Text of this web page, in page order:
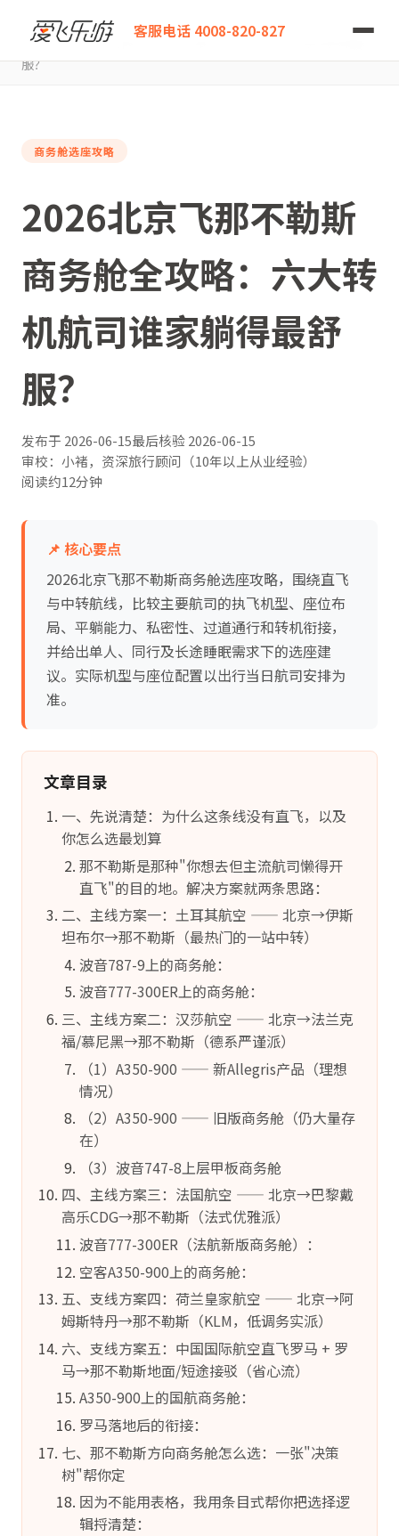
客服电话 4008-820-827
爱飞乐游
2026北京飞那不勒斯商务舱全攻略：六大转机航司谁家躺得最舒
服？
商务舱选座攻略
2026北京飞那不勒斯
商务舱全攻略：六大转
机航司谁家躺得最舒
服？
发布于 2026-06-15最后核验2026-06-15
审校：小褚，资深旅行顾问（10年以上从业经验）
阅读约12分钟
📌 核心要点
2026北京飞那不勒斯商务舱选座攻略，围绕直飞
与中转航线，比较主要航司的执飞机型、座位布
局、平躺能力、私密性、过道通行和转机衔接，
并给出单人、同行及长途睡眠需求下的选座建
议。实际机型与座位配置以出行当日航司安排为
准。
文章目录
一、先说清楚：为什么这条线没有直飞，以及
你怎么选最划算
那不勒斯是那种"你想去但主流航司懒得开
直飞"的目的地。解决方案就两条思路：
二、主线方案一：土耳其航空 —— 北京→伊斯
坦布尔→那不勒斯（最热门的一站中转）
波音787-9上的商务舱：
波音777-300ER上的商务舱：
三、主线方案二：汉莎航空 —— 北京→法兰克
福/慕尼黑→那不勒斯（德系严谨派）
（1）A350-900 —— 新Allegris产品（理想
情况）
（2）A350-900 —— 旧版商务舱（仍大量存
在）
（3）波音747-8上层甲板商务舱
四、主线方案三：法国航空 —— 北京→巴黎戴
高乐CDG→那不勒斯（法式优雅派）
波音777-300ER（法航新版商务舱）：
空客A350-900上的商务舱：
五、支线方案四：荷兰皇家航空 —— 北京→阿
姆斯特丹→那不勒斯（KLM，低调务实派）
六、支线方案五：中国国际航空直飞罗马 + 罗
马→那不勒斯地面/短途接驳（省心流）
A350-900上的国航商务舱：
罗马落地后的衔接：
七、那不勒斯方向商务舱怎么选：一张"决策
树"帮你定
因为不能用表格，我用条目式帮你把选择逻
辑捋清楚：